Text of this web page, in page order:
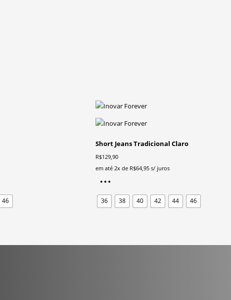
46
Short Jeans Tradicional Claro
R$129,90
em até 2x de R$64,95 s/ juros
tem
opções
36 38 40 42 44 46